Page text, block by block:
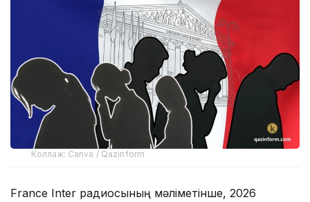
Коллаж: Canva / Qazinform
France Inter радиосының мәліметінше, 2026